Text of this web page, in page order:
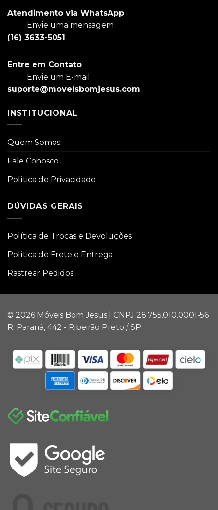
Atendimento via WhatsApp
Envie uma mensagem
(16) 3633-5051
Entre em Contato
Envie um E-mail
suporte@moveisbomjesus.com
INSTITUCIONAL
Quem Somos
Fale Conosco
Política de Privacidade
DÚVIDAS GERAIS
Política de Trocas e Devoluções
Política de Frete e Entrega
Rastrear Pedidos
© 2026 Móveis Bom Jesus | CNPJ 28.755.010.0001-56
R. Paraná, 442 - Ribeirão Preto / SP